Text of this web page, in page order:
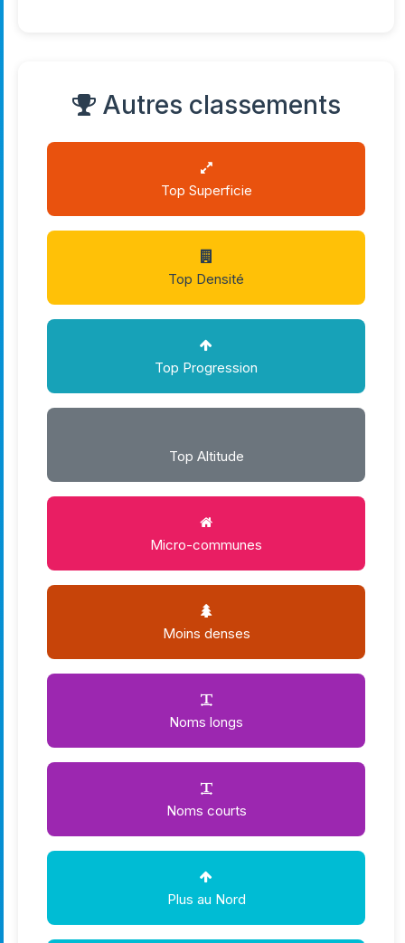
Autres classements
Top Superficie
Top Densité
Top Progression
Top Altitude
Micro-communes
Moins denses
Noms longs
Noms courts
Plus au Nord